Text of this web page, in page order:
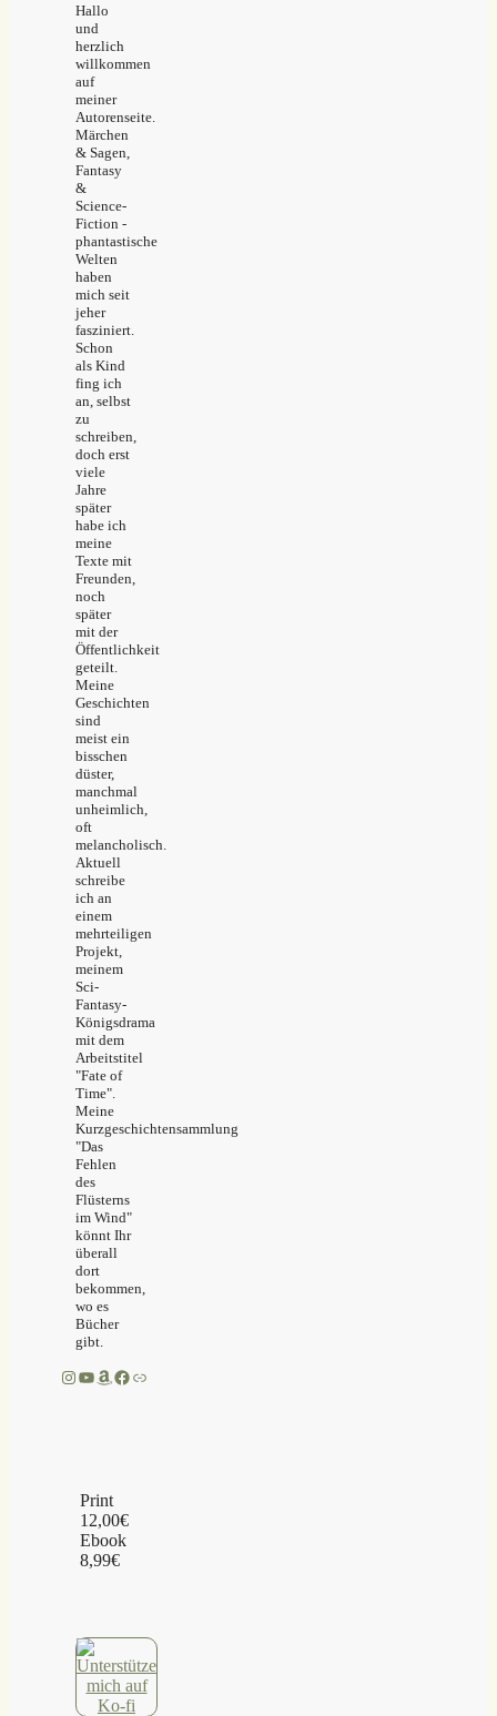
Hallo
und
herzlich
willkommen
auf
meiner
Autorenseite.
Märchen
& Sagen,
Fantasy
&
Science-
Fiction -
phantastische
Welten
haben
mich seit
jeher
fasziniert.
Schon
als Kind
fing ich
an, selbst
zu
schreiben,
doch erst
viele
Jahre
später
habe ich
meine
Texte mit
Freunden,
noch
später
mit der
Öffentlichkeit
geteilt.
Meine
Geschichten
sind
meist ein
bisschen
düster,
manchmal
unheimlich,
oft
melancholisch.
Aktuell
schreibe
ich an
einem
mehrteiligen
Projekt,
meinem
Sci-
Fantasy-
Königsdrama
mit dem
Arbeitstitel
"Fate of
Time".
Meine
Kurzgeschichtensammlung
"Das
Fehlen
des
Flüsterns
im Wind"
könnt Ihr
überall
dort
bekommen,
wo es
Bücher
gibt.
Instagram
YouTube
Amazon
Facebook
Link
Print
12,00€
Ebook
8,99€